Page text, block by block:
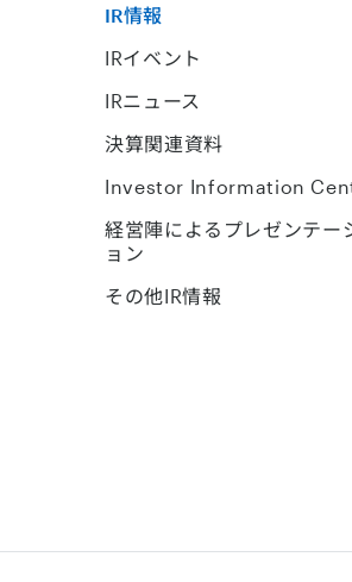
IR情報
IRイベント
IRニュース
決算関連資料
Investor Information
経営陣によるプレゼンテー
ョン
その他IR情報